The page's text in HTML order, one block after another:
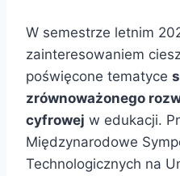
W semestrze letnim
zainteresowaniem
poświęcone tematyce
zrównoważonego
cyfrowej w edukacji.
Międzynarodowe
Technologicznych na